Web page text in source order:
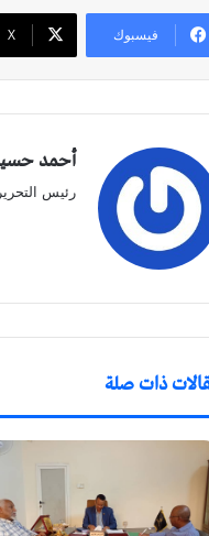
فيسبوك X
أحمد
رئيس التحرير
ذات صلة